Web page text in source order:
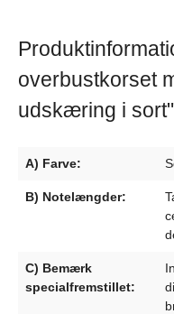
overbustkorset
udskæring i sort"
A) Farve:
B) Notelængder:
C) Bemærk
specialfremstillet: